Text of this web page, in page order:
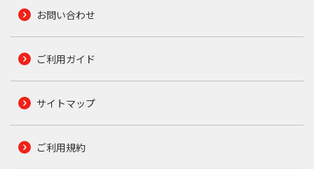
お問い合わせ
ご利用ガイド
サイトマップ
ご利用規約